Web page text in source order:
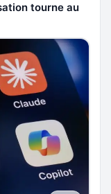
tourne au